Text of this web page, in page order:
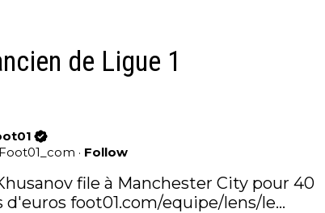
de Ligue 1
Foot01_com · Follow
file à Manchester City pour 40
d'euros foot01.com/equipe/lens/le…